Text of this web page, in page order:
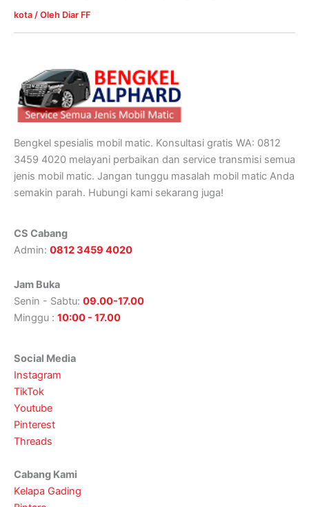
kota / Oleh Diar FF
Bengkel spesialis mobil matic. Konsultasi gratis WA: 0812
3459 4020 melayani perbaikan dan service transmisi semua
jenis mobil matic. Jangan tunggu masalah mobil matic Anda
semakin parah. Hubungi kami sekarang juga!
CS Cabang
Admin: 0812 3459 4020
Jam Buka
Senin - Sabtu: 09.00-17.00
Minggu : 10:00 - 17.00
Social Media
Instagram
TikTok
Youtube
Pinterest
Threads
Cabang Kami
Kelapa Gading